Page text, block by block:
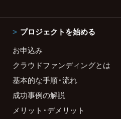
プロジェクトを始める
お申込み
クラウドファンディングとは
基本的な手順・流れ
成功事例の解説
メリット・デメリット